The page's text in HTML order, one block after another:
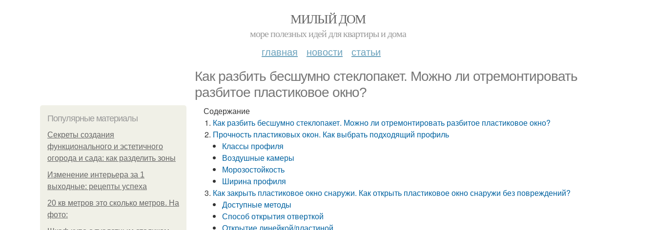
МИЛЫЙ ДОМ
море полезных идей для квартиры и дома
главная новости статьи
Как разбить бесшумно стеклопакет. Можно ли отремонтировать
разбитое пластиковое окно?
Популярные материалы
Секреты создания
функционального и эстетичного
огорода и сада: как разделить зоны
Изменение интерьера за 1
выходные: рецепты успеха
20 кв метров это сколько метров. На
фото:
Содержание
Как разбить бесшумно стеклопакет. Можно ли отремонтировать разбитое пластиковое окно?
Прочность пластиковых окон. Как выбрать подходящий профиль
Классы профиля
Воздушные камеры
Морозостойкость
Ширина профиля
Как закрыть пластиковое окно снаружи. Как открыть пластиковое окно снаружи без повреждений?
Доступные методы
Способ открытия отверткой